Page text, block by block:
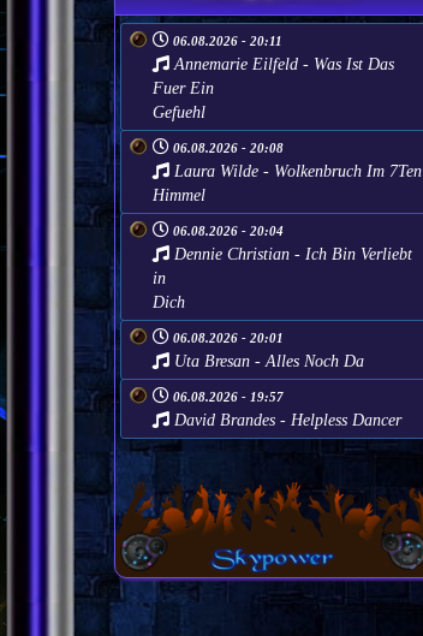
06.08.2026 - 20:11
Annemarie Eilfeld - Was Ist Das
Fuer Ein
Gefuehl
06.08.2026 - 20:08
Laura Wilde - Wolkenbruch Im 7Ten
Himmel
06.08.2026 - 20:04
Dennie Christian - Ich Bin Verliebt
in
Dich
06.08.2026 - 20:01
Uta Bresan - Alles Noch Da
06.08.2026 - 19:57
David Brandes - Helpless Dancer